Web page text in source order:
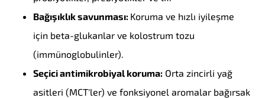
Bağışıklık savunması: Koruma ve hızlı iyileşme
için beta-glukanlar ve kolostrum tozu
(immünoglobulinler).
Seçici antimikrobiyal koruma: Orta zincirli yağ
asitleri (MCT'ler) ve fonksiyonel aromalar bağırsak